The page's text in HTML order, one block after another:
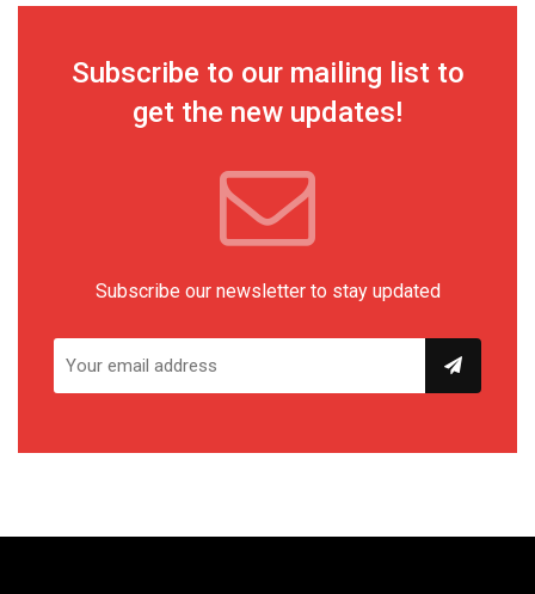
Subscribe to our mailing list to
get the new updates!
Subscribe our newsletter to stay updated